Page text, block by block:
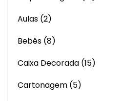
Aulas (2)
Bebês (8)
Caixa Decorada (15)
Cartonagem (5)